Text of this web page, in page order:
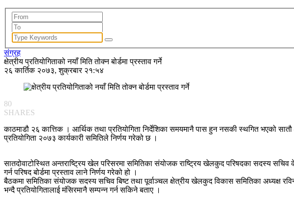
संग्रह
क्षेत्रीय प्रतियोगिताको नयाँ मिति तोक्न बोर्डमा प्रस्ताव गर्ने
२६ कार्तिक २०७३, शुक्रबार २१:५४
80
SHARES
काठमाडौ २६ कात्तिक । आर्थिक तथा प्रतियोगिता निर्देशिका समयमानै पास हुन नसकी स्थगित भएको
प्रतियोगिता २०७३ कार्यकारी समितिले निर्णय गरेको छ ।
सातदोवाटोस्थित अन्तराष्ट्रिय खेल परिसरमा समितिका संयोजक राष्ट्रिय खेलकुद परिषदका सदस्य सचिव
गर्न परिषद बोर्डमा प्रस्ताव लाने निर्णय गरेको हो ।
बैठकमा समितिका संयोजक सदस्य सचिव बिष्ट तथा पूर्वाञ्चल क्षेत्रीय खेलकुद विकास समितिका अध्यक्ष
भन्दै प्रतियोगितालाई मंसिरमानै सम्पन्न गर्न सकिने बताए ।